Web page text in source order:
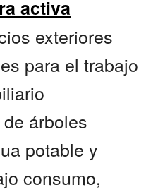
activa
exteriores
para el trabajo
árboles
potable y
consumo,